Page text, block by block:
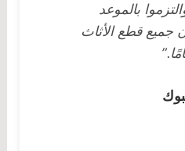
بالموعد
جميع قطع الأثاث